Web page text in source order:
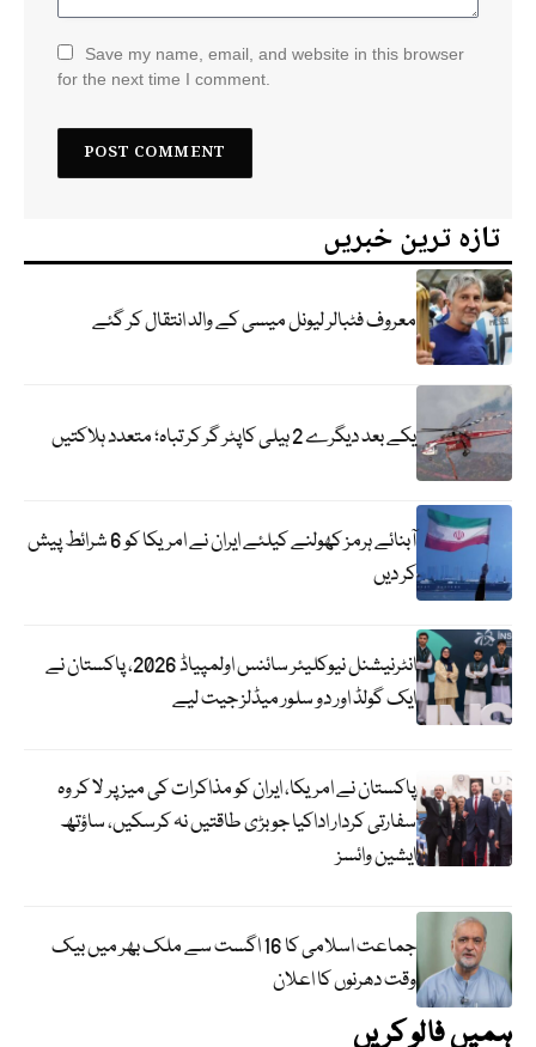
Save my name, email, and website in this browser
for the next time I comment.
تازہ ترین خبریں
معروف فٹبالر لیونل میسی کے والد انتقال کر گئے
یکے بعد دیگرے 2 ہیلی کاپٹر گر کر تباہ؛ متعدد ہلاکتیں
آبنائے ہرمز کھولنے کیلئے ایران نے امریکا کو 6 شرائط پیش
کر دیں
انٹرنیشنل نیوکلیئر سائنس اولمپیاڈ 2026، پاکستان نے
ایک گولڈ اور دو سلور میڈلز جیت لیے
پاکستان نے امریکا، ایران کو مذاکرات کی میز پر لا کر وہ
سفارتی کردار اداکیا جو بڑی طاقتیں نہ کرسکیں، ساؤتھ
ایشین وائسز
جماعت اسلامی کا 16 اگست سے ملک بھر میں بیک
وقت دھرنوں کا اعلان
ہمیں فالو کریں